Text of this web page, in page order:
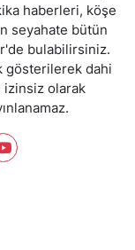
haberleri, köşe
seyahate bütün
bulabilirsiniz.
gösterilerek dahi
izinsiz olarak